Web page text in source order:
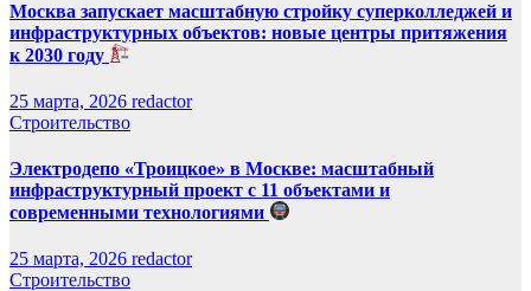
Москва запускает масштабную стройку суперколледжей и
инфраструктурных объектов: новые центры притяжения
к 2030 году
25 марта, 2026 redactor
Строительство
Электродепо «Троицкое» в Москве: масштабный
инфраструктурный проект с 11 объектами и
современными технологиями
25 марта, 2026 redactor
Строительство